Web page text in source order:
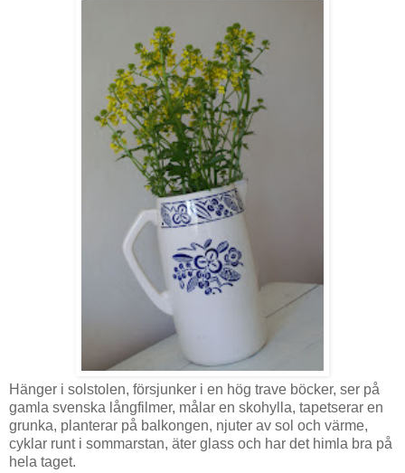
Hänger i solstolen, försjunker i en hög trave böcker, ser på
gamla svenska långfilmer, målar en skohylla, tapetserar en
grunka, planterar på balkongen, njuter av sol och värme,
cyklar runt i sommarstan, äter glass och har det himla bra på
hela taget.